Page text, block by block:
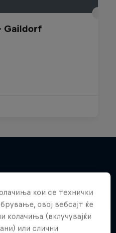
Gaildorf
кои се технички
овој вебсајт ќе
колачиња (вклучувајќи
или слични